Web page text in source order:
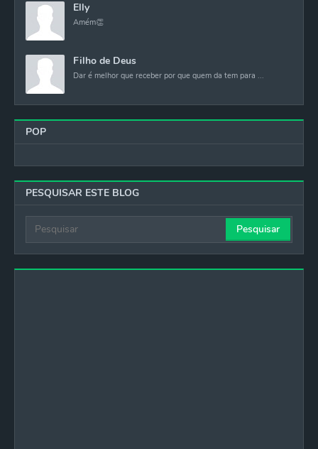
Elly
Amém👏
Filho de Deus
Dar é melhor que receber por que quem da tem para ...
POP
PESQUISAR ESTE BLOG